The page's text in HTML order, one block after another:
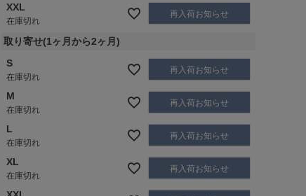
XXL
在庫切れ
再入荷お知らせ
取り寄せ(1ヶ月から2ヶ月)
S
在庫切れ
再入荷お知らせ
M
在庫切れ
再入荷お知らせ
L
在庫切れ
再入荷お知らせ
XL
在庫切れ
再入荷お知らせ